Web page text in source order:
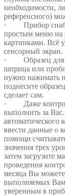
необходимости,
референсного)
· Прибор
простым меню на
картинками. Всё
сенсорный экран.
· Образец для
шприца или
нужно нажимать
поднесите
сделает сам.
· Даже
выполнить за
автоматического
ввести данные о
помощи
значения трех
затем загрузите
проведения
месяца Вы можете
выполняемых
уверенным в